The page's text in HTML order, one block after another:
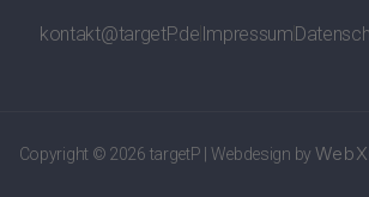
kontakt@targetP.de Impressum
Copyright © 2026 targetP | Webdesign by